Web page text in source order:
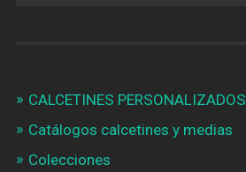
CALCETINES PERSONALIZADOS
Catálogos calcetines y medias
Colecciones